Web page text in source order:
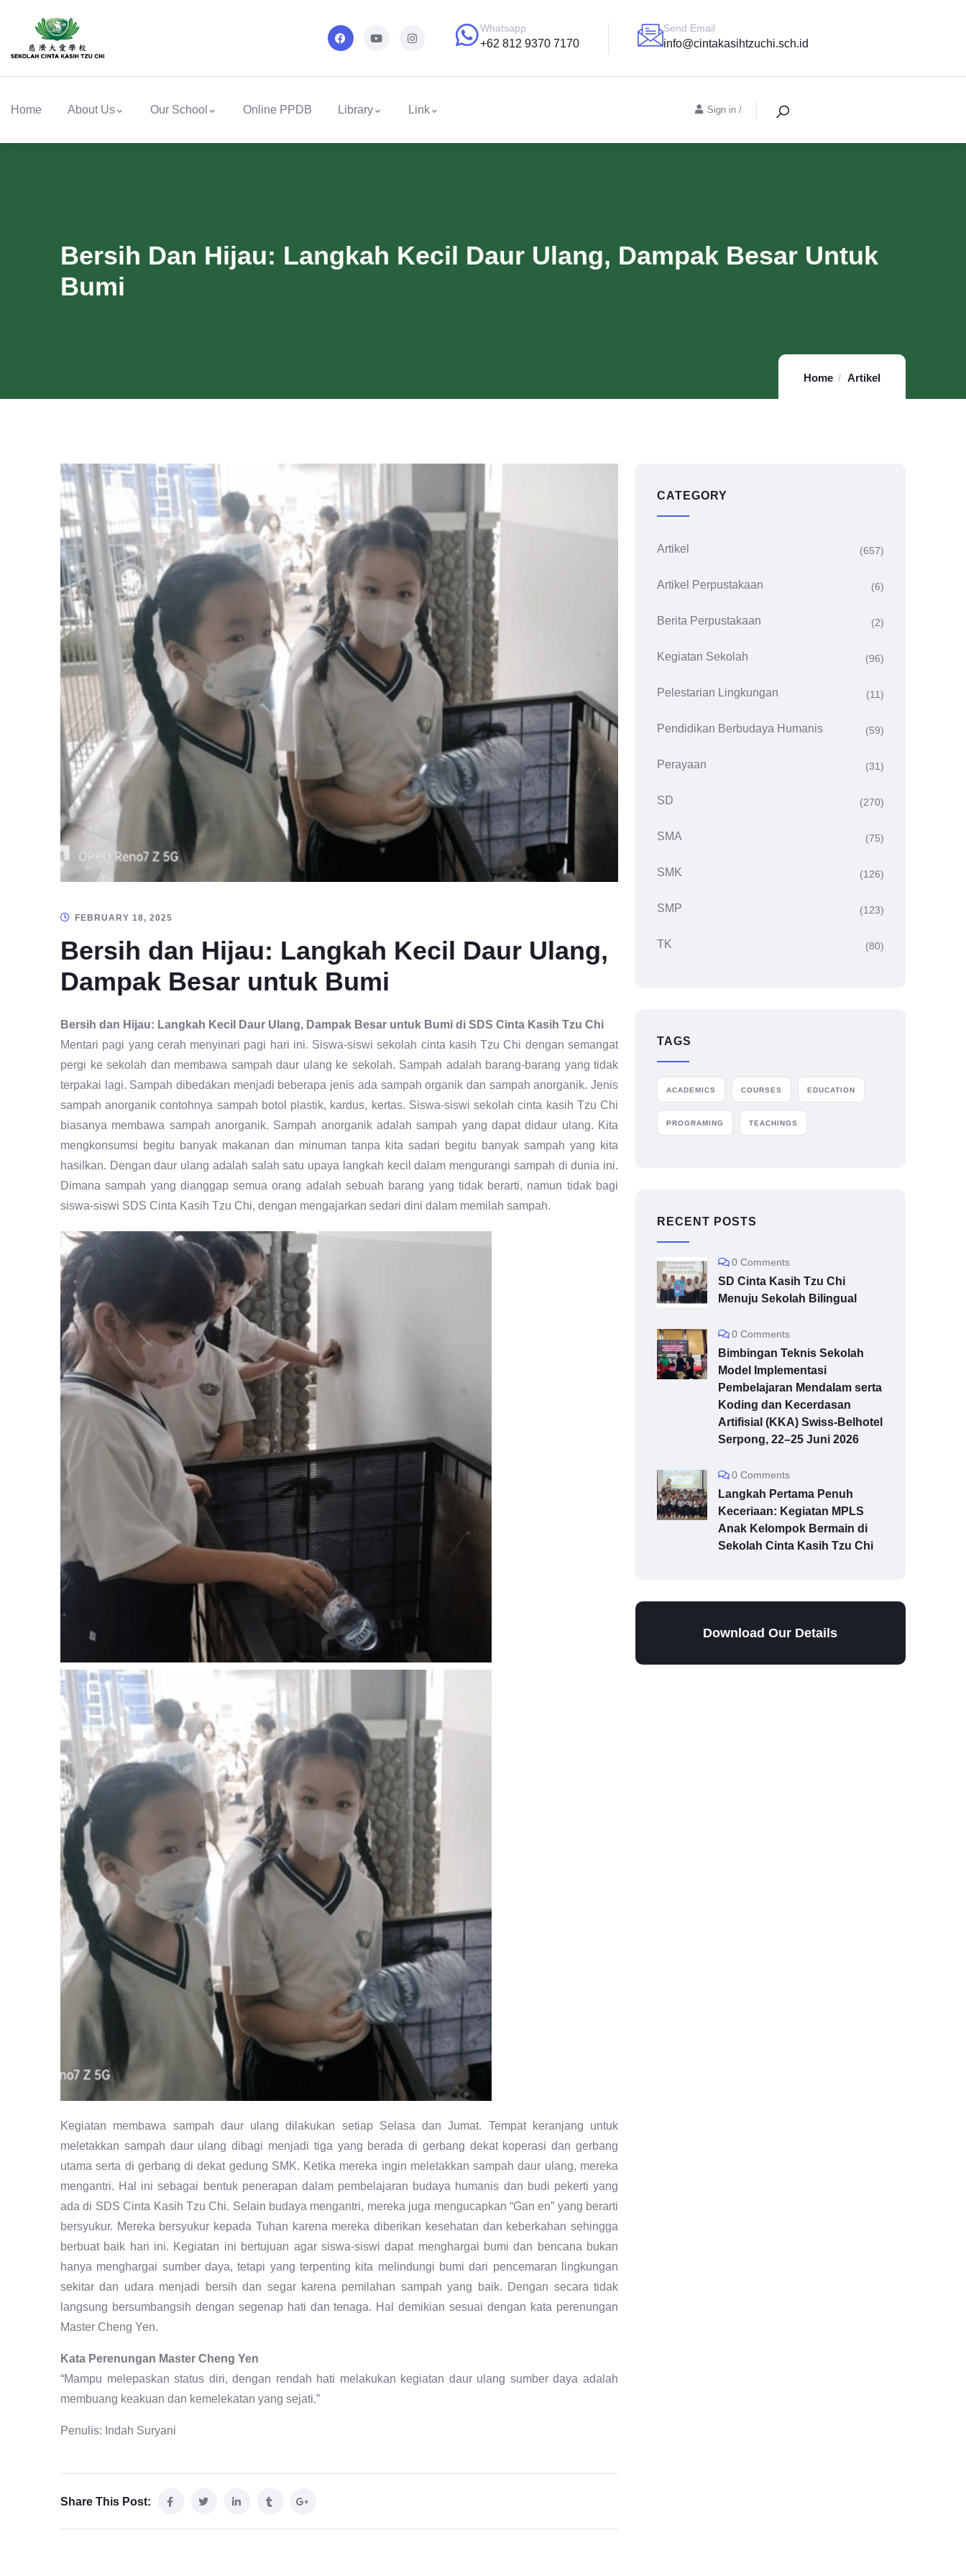
Whatsapp
+62 812 9370 7170
Send Email
info@cintakasihtzuchi.sch.id
Home About Us Our School Online PPDB Library Link Sign in /
Bersih Dan Hijau: Langkah Kecil Daur Ulang, Dampak Besar Untuk
Bumi
Home Artikel
FEBRUARY 18, 2025
Bersih dan Hijau: Langkah Kecil Daur Ulang,
Dampak Besar untuk Bumi
Bersih dan Hijau: Langkah Kecil Daur Ulang, Dampak Besar untuk Bumi di SDS Cinta Kasih Tzu Chi
Mentari pagi yang cerah menyinari pagi hari ini. Siswa-siswi sekolah cinta kasih Tzu Chi dengan semangat
pergi ke sekolah dan membawa sampah daur ulang ke sekolah. Sampah adalah barang-barang yang tidak
terpakai lagi. Sampah dibedakan menjadi beberapa jenis ada sampah organik dan sampah anorganik. Jenis
sampah anorganik contohnya sampah botol plastik, kardus, kertas. Siswa-siswi sekolah cinta kasih Tzu Chi
biasanya membawa sampah anorganik. Sampah anorganik adalah sampah yang dapat didaur ulang. Kita
mengkonsumsi begitu banyak makanan dan minuman tanpa kita sadari begitu banyak sampah yang kita
hasilkan. Dengan daur ulang adalah salah satu upaya langkah kecil dalam mengurangi sampah di dunia ini.
Dimana sampah yang dianggap semua orang adalah sebuah barang yang tidak berarti, namun tidak bagi
siswa-siswi SDS Cinta Kasih Tzu Chi, dengan mengajarkan sedari dini dalam memilah sampah.
Kegiatan membawa sampah daur ulang dilakukan setiap Selasa dan Jumat. Tempat keranjang untuk
meletakkan sampah daur ulang dibagi menjadi tiga yang berada di gerbang dekat koperasi dan gerbang
utama serta di gerbang di dekat gedung SMK. Ketika mereka ingin meletakkan sampah daur ulang, mereka
mengantri. Hal ini sebagai bentuk penerapan dalam pembelajaran budaya humanis dan budi pekerti yang
ada di SDS Cinta Kasih Tzu Chi. Selain budaya mengantri, mereka juga mengucapkan “Gan en” yang berarti
bersyukur. Mereka bersyukur kepada Tuhan karena mereka diberikan kesehatan dan keberkahan sehingga
berbuat baik hari ini. Kegiatan ini bertujuan agar siswa-siswi dapat menghargai bumi dan bencana bukan
hanya menghargai sumber daya, tetapi yang terpenting kita melindungi bumi dari pencemaran lingkungan
sekitar dan udara menjadi bersih dan segar karena pemilahan sampah yang baik. Dengan secara tidak
langsung bersumbangsih dengan segenap hati dan tenaga. Hal demikian sesuai dengan kata perenungan
Master Cheng Yen.
Kata Perenungan Master Cheng Yen
“Mampu melepaskan status diri, dengan rendah hati melakukan kegiatan daur ulang sumber daya adalah
membuang keakuan dan kemelekatan yang sejati.”
Penulis: Indah Suryani
Share This Post:
CATEGORY
Artikel (657)
Artikel Perpustakaan (6)
Berita Perpustakaan (2)
Kegiatan Sekolah (96)
Pelestarian Lingkungan (11)
Pendidikan Berbudaya Humanis (59)
Perayaan (31)
SD (270)
SMA (75)
SMK (126)
SMP (123)
TK (80)
TAGS
ACADEMICS COURSES EDUCATION
PROGRAMING TEACHINGS
RECENT POSTS
0 Comments
SD Cinta Kasih Tzu Chi
Menuju Sekolah Bilingual
0 Comments
Bimbingan Teknis Sekolah
Model Implementasi
Pembelajaran Mendalam serta
Koding dan Kecerdasan
Artifisial (KKA) Swiss-Belhotel
Serpong, 22–25 Juni 2026
0 Comments
Langkah Pertama Penuh
Keceriaan: Kegiatan MPLS
Anak Kelompok Bermain di
Sekolah Cinta Kasih Tzu Chi
Download Our Details